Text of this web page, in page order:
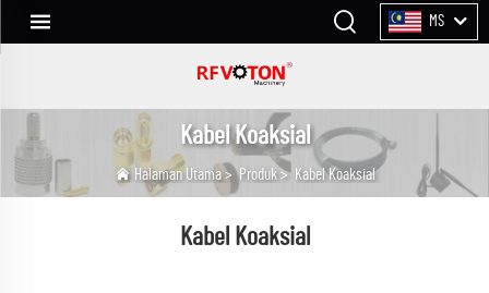
MS
Kabel Koaksial
Halaman Utama>Produk> Kabel Koaksial
Kabel Koaksial